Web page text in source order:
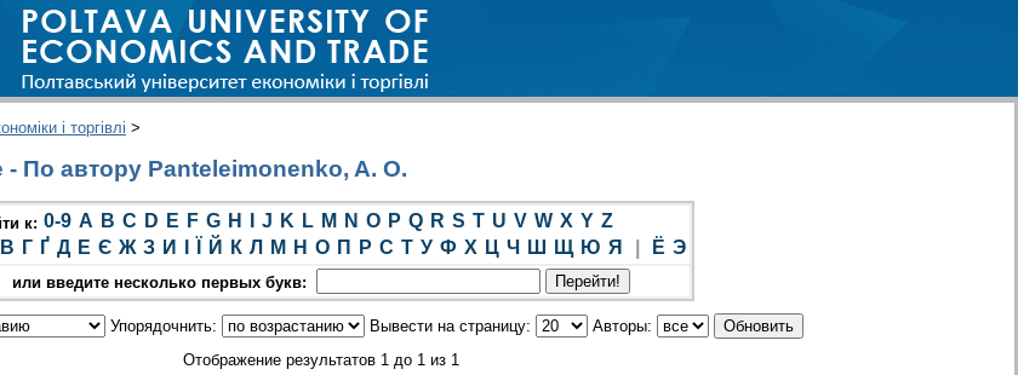
і торгівлі >
По автору Panteleimonenko, A. O.
к: 0-9 A B C D E F G H J K L M N O P Q R S T U V W X Y Z
В Г Ґ Д Е Є Ж З И Й К Л М Н О П Р С Т У Ф Х Ц Ч Ш Щ Ю Я Ё Э
или введите несколько первых букв:
Упорядочнить: Вывести на страницу:
Авторы:
Отображение результатов 1 до 1 из 1